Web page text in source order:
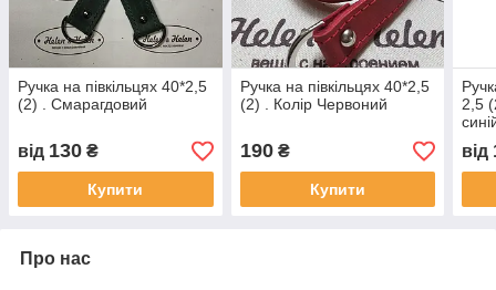
Ручка на півкільцях 40*2,5
(2) . Смарагдовий
від 130 ₴
Купити
Ручка на півкільцях 40*2,5
(2) . Колір Червоний
190₴
Купити
2,5
від
Про нас